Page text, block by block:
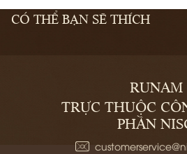
CÓ THỂ BẠN SẼ THÍCH
RUNAM
TRỰC THUỘC
PHẦN